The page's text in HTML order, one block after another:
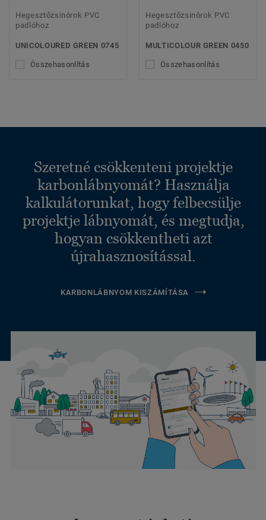
Hegesztőzsinórok PVC
padlóhoz
UNICOLOURED GREEN 0745
Összehasonlítás
Hegesztőzsinórok PVC
padlóhoz
MULTICOLOUR GREEN 0450
Összehasonlítás
Szeretné csökkenteni projektje
karbonlábnyomát? Használja
kalkulátorunkat, hogy felbecsülje
projektje lábnyomát, és megtudja,
hogyan csökkentheti azt
újrahasznosítással.
KARBONLÁBNYOM KISZÁMÍTÁSA